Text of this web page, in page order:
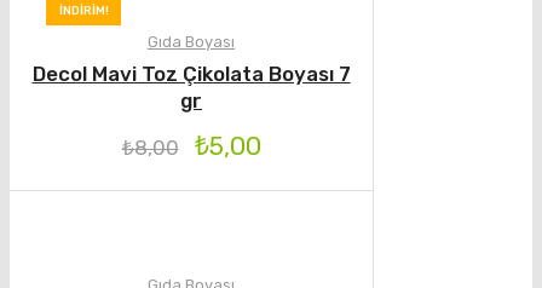
İNDIRIM!
Gıda Boyası
Decol Mavi Toz Çikolata Boyası 7
gr
₺8,00 ₺5,00